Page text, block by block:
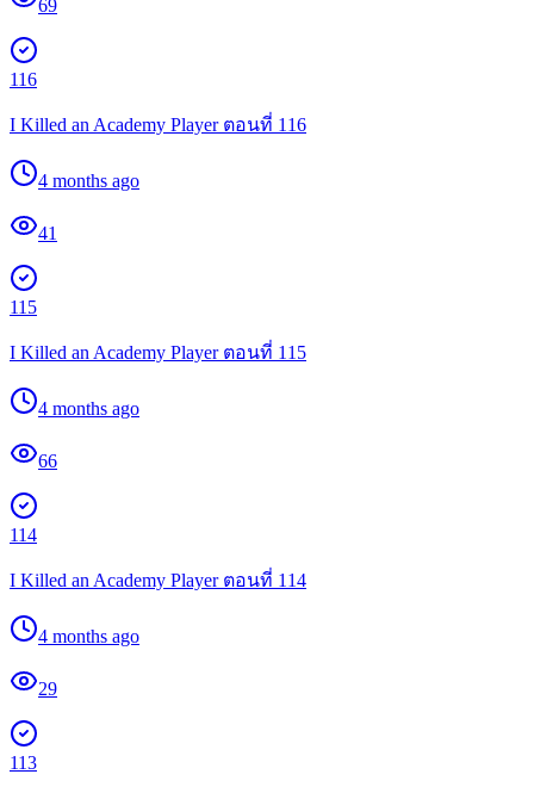
69
116
I Killed an Academy Player ตอนที่ 116
4 months ago
41
115
I Killed an Academy Player ตอนที่ 115
4 months ago
66
114
I Killed an Academy Player ตอนที่ 114
4 months ago
29
113